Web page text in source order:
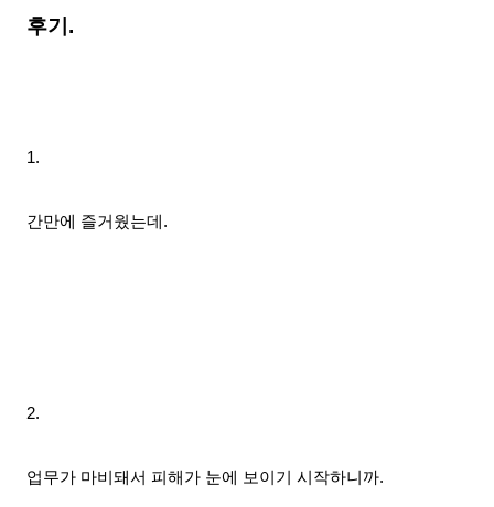
후기.
1.
간만에 즐거웠는데.
2.
업무가 마비돼서 피해가 눈에 보이기 시작하니까.